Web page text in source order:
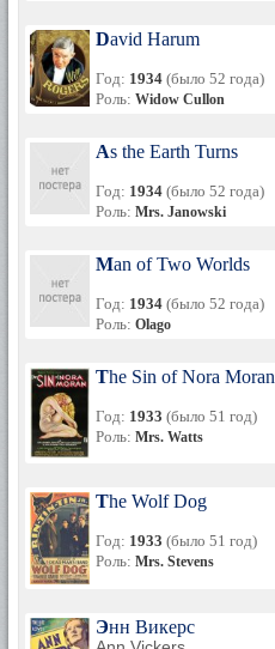
David Harum
Год: 1934 (было 52 года)
Роль: Widow Cullon
As the Earth Turns
Год: 1934 (было 52 года)
Роль: Mrs. Janowski
Man of Two Worlds
Год: 1934 (было 52 года)
Роль: Olago
The Sin of Nora Moran
Год: 1933 (было 51 год)
Роль: Mrs. Watts
The Wolf Dog
Год: 1933 (было 51 год)
Роль: Mrs. Stevens
Энн Викерс